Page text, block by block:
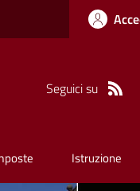
Seguici su
Istruzione